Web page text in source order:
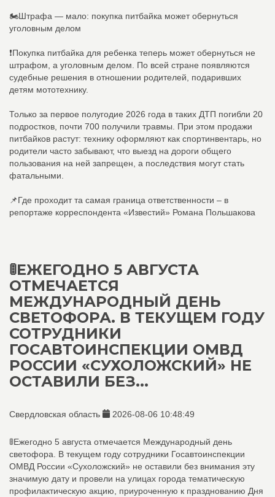
🏍️Штрафа — мало: покупка питбайка может обернуться
уголовным делом
❗Покупка питбайка для ребенка теперь может обернуться не
штрафом, а уголовным делом. По всей стране появляются
судебные решения в отношении родителей, подаривших
детям мототехнику.
Только за первое полугодие 2026 года в таких ДТП погибли 20
подростков, почти 700 получили травмы. При этом продажи
питбайков растут: технику оформляют как спортинвентарь, но
родители часто забывают, что выезд на дороги общего
пользования на ней запрещен, а последствия могут стать
фатальными.
📌Где проходит та самая граница ответственности – в
репортаже корреспондента «Известий» Романа Польшакова
🚦ЕЖЕГОДНО 5 АВГУСТА
ОТМЕЧАЕТСЯ
МЕЖДУНАРОДНЫЙ ДЕНЬ
СВЕТОФОРА. В ТЕКУЩЕМ ГОДУ
СОТРУДНИКИ
ГОСАВТОИНСПЕКЦИИ ОМВД
РОССИИ «СУХОЛОЖСКИЙ» НЕ
ОСТАВИЛИ БЕЗ...
Свердловская область 2026-08-06 10:48:49
🚦Ежегодно 5 августа отмечается Международный день
светофора. В текущем году сотрудники Госавтоинспекции
ОМВД России «Сухоложский» не оставили без внимания эту
значимую дату и провели на улицах города тематическую
профилактическую акцию, приуроченную к празднованию Дня